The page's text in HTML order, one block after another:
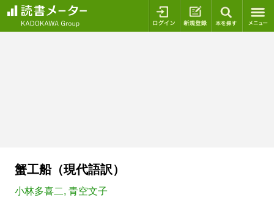
ログイン 新規登録
蟹工船（現代語訳）
小林多喜二, 青空文子